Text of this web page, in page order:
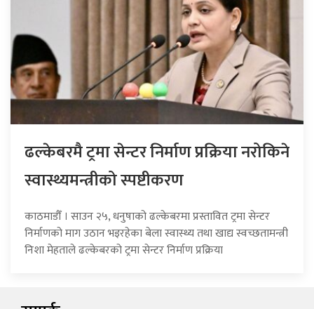
ढल्केबरमै ट्रमा सेन्टर निर्माण प्रक्रिया नरोकिने
स्वास्थ्यमन्त्रीको स्पष्टीकरण
काठमाडौँ । साउन २५, धनुषाको ढल्केबरमा प्रस्तावित ट्रमा सेन्टर
निर्माणको माग उठान भइरहेका बेला स्वास्थ्य तथा खाद्य स्वच्छतामन्त्री
निशा मेहताले ढल्केबरको ट्रमा सेन्टर निर्माण प्रक्रिया